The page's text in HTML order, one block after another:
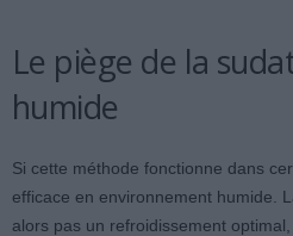
Le piège de la
humide
Si cette méthode fonctionne dans
efficace en environnement humide.
alors pas un refroidissement optimal,